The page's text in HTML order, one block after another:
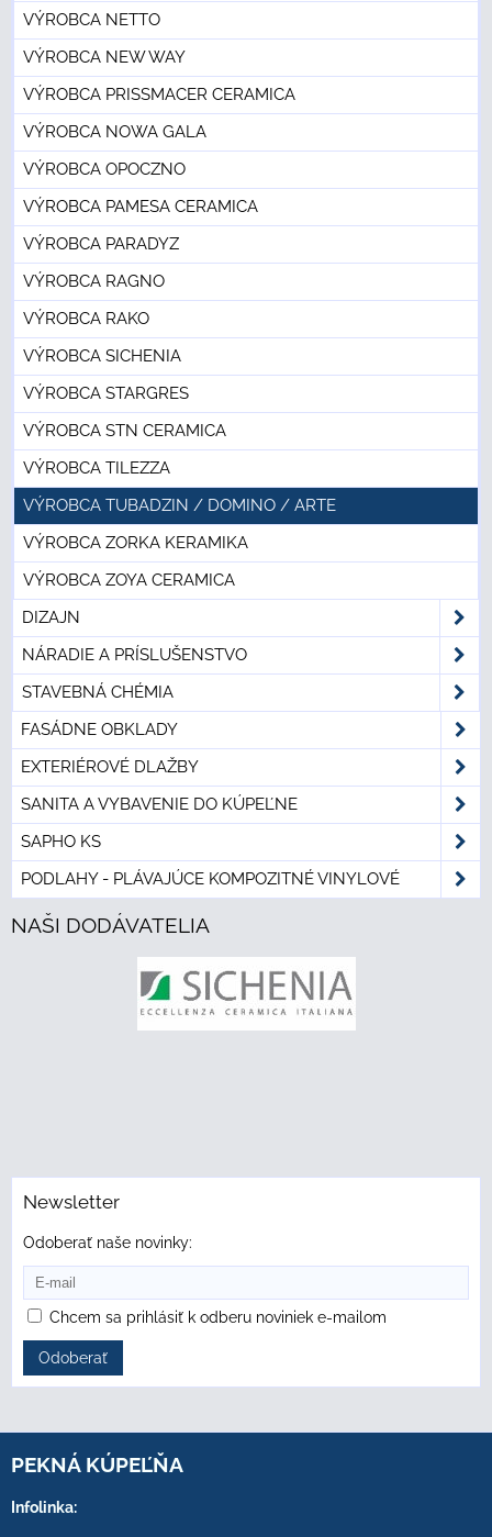
VÝROBCA NETTO
VÝROBCA NEW WAY
VÝROBCA PRISSMACER CERAMICA
VÝROBCA NOWA GALA
VÝROBCA OPOCZNO
VÝROBCA PAMESA CERAMICA
VÝROBCA PARADYZ
VÝROBCA RAGNO
VÝROBCA RAKO
VÝROBCA SICHENIA
VÝROBCA STARGRES
VÝROBCA STN CERAMICA
VÝROBCA TILEZZA
VÝROBCA TUBADZIN / DOMINO / ARTE
VÝROBCA ZORKA KERAMIKA
VÝROBCA ZOYA CERAMICA
DIZAJN
NÁRADIE A PRÍSLUŠENSTVO
STAVEBNÁ CHÉMIA
FASÁDNE OBKLADY
EXTERIÉROVÉ DLAŽBY
SANITA A VYBAVENIE DO KÚPEĽNE
SAPHO KS
PODLAHY - PLÁVAJÚCE KOMPOZITNÉ VINYLOVÉ
NAŠI DODÁVATELIA
Newsletter
Odoberať naše novinky:
Chcem sa prihlásiť k odberu noviniek e-mailom
Odoberať
PEKNÁ KÚPEĽŇA
Infolinka: